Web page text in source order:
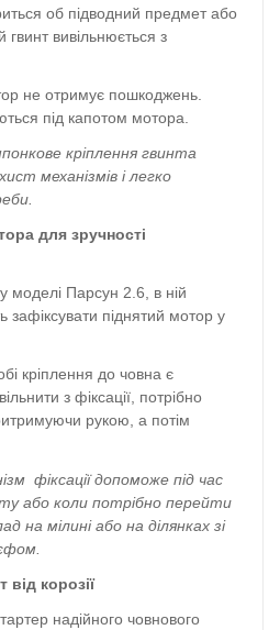
об підводний предмет або
гвинт вивільнюється з
не отримує пошкоджень.
під капотом мотора.
кріплення гвинта
механізмів і легко
для зручності
моделі Парсун 2.6, в ній
зафіксувати піднятий мотор у
кріплення до човна є
з фіксації, потрібно
рукою, а потім
фіксації допоможе під час
або коли потрібно перейти
на мілині або на ділянках зі
від корозії
надійного човнового